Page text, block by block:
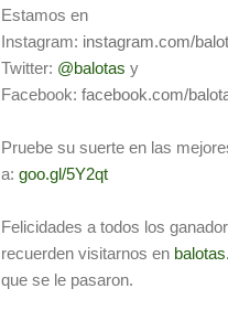
Estamos en
Instagram: instagram.com/
Twitter: @balotas y
Facebook: facebook.com/
Pruebe su suerte en las
a: goo.gl/5Y2qt
Felicidades a todos los
recuerden visitarnos en
que se le pasaron.